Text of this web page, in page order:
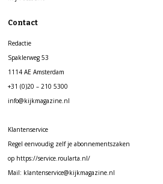
Contact
Redactie
Spaklerweg 53
1114 AE Amsterdam
+31 (0)20 – 210 5300
info@kijkmagazine.nl
Klantenservice
Regel eenvoudig zelf je abonnementszaken
op https://service.roularta.nl/
Mail: klantenservice@kijkmagazine.nl